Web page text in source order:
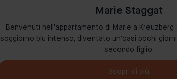
Marie Staggat
Benvenuti nell'appartamento di Marie a
soggiorno blu intenso, diventato un'oasi pochi
secondo figlio.
Scopri di più